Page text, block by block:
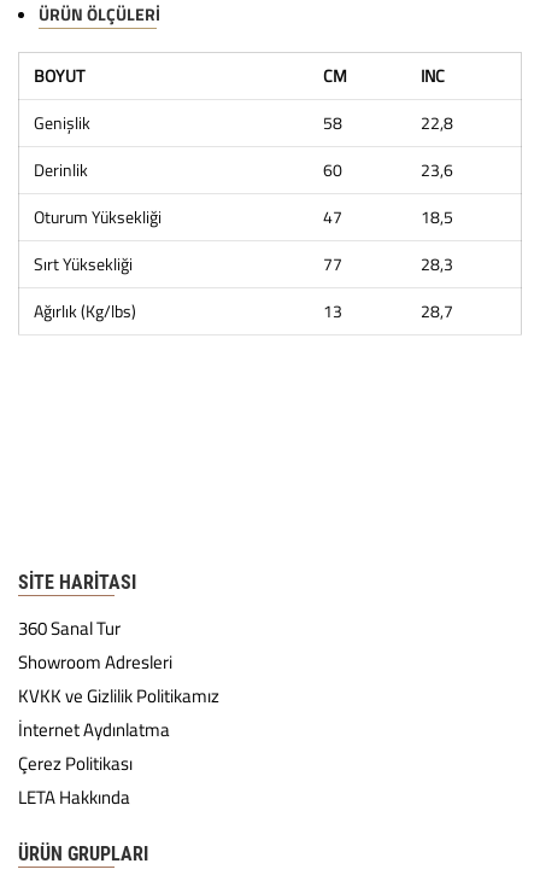
ÜRÜN ÖLÇÜLERI
BOYUT CM
INC
Genişlik
58
22,8
Derinlik
60
23,6
Oturum Yüksekliği
47
18,5
Sırt Yüksekliği
77
28,3
Ağırlık (Kg/lbs)
13 28,7
SITE HARITASI
360 Sanal Tur
Showroom Adresleri
KVKK ve Gizlilik Politikamız
İnternet Aydınlatma
Çerez Politikası
LETA Hakkında
ÜRÜN GRUPLARI